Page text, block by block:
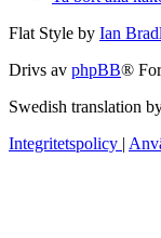
Flat Style by Ian
Drivs av phpBB®
Swedish translation
Integritetspolicy |